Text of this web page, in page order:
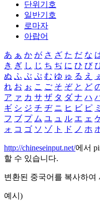
단위기호
일반기호
로마자
아랍어
あ ぁ か が さ ざ た だ な
き ぎ し じ ち ぢ に ひ び
ぬ ふ ぶ ぷ む ゆ ゅ る え ぇ
れ お ぉ こ ご そ ぞ と ど
ア ァ カ サ ザ タ ダ ナ ハ
ギ シ ジ チ ヂ ニ ヒ ビ ピ ミ
フ ブ プ ム ユ ュ ル エ ェ
ォ コ ゴ ソ ゾ ト ド ノ ホ
http://chineseinput.net/에서
할 수 있습니다.
변환된 중국어를 복사하여
예시)